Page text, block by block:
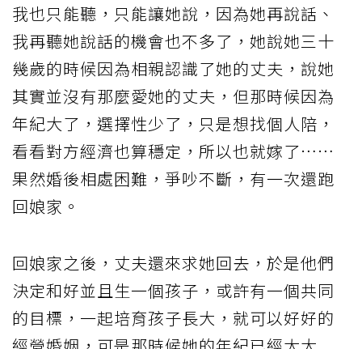
我也只能聽，只能讓她說，因為她再說話、
我再聽她說話的機會也不多了，她說她三十
幾歲的時候因為相親認識了她的丈夫，說她
其實並沒有那麼愛她的丈夫，但那時候因為
年紀大了，選擇性少了，只是想找個人陪，
看看對方經濟也算穩定，所以也就嫁了……
果然婚後相處困難，爭吵不斷，有一次還跑
回娘家。
回娘家之後，丈夫還來求她回去，於是他們
決定和好並且生一個孩子，或許有一個共同
的目標，一起培育孩子長大，就可以好好的